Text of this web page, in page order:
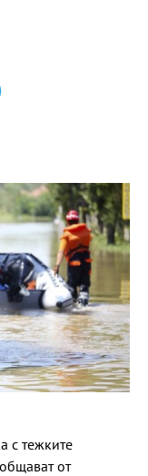
с тежките
от